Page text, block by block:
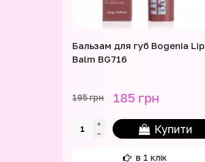
Бальзам для губ Bogenia Lip
Balm BG716
195 грн 185 грн
Купити
в 1 клік